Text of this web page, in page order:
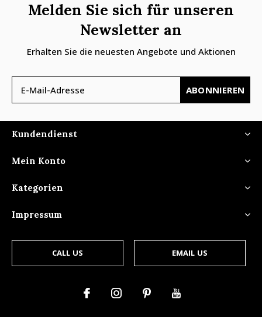
Melden Sie sich für unseren
Newsletter an
Erhalten Sie die neuesten Angebote und Aktionen
ABONNIEREN
Kundendienst
Mein Konto
Kategorien
Impressum
CALL US EMAIL US